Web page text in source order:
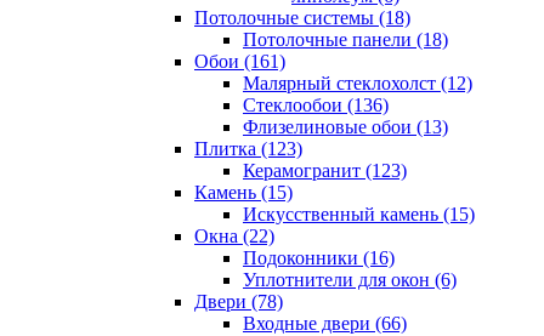
Потолочные системы (18)
Потолочные панели (18)
Обои (161)
Малярный стеклохолст (12)
Стеклообои (136)
Флизелиновые обои (13)
Плитка (123)
Керамогранит (123)
Камень (15)
Искусственный камень (15)
Окна (22)
Подоконники (16)
Уплотнители для окон (6)
Двери (78)
Входные двери (66)